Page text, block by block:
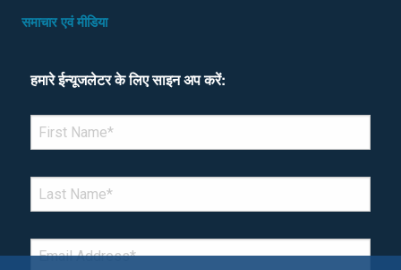
समाचार एवं मीडिया
हमारे ईन्यूजलेटर के लिए साइन अप करें:
*Denotes required field
FIRST NAME
LAST NAME*
EMAIL *